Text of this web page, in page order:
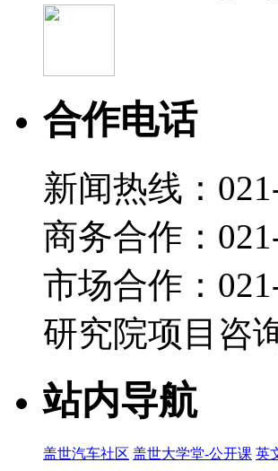
合作电话
新闻热线：
商务合作：
市场合作：
研究院项目咨
站内导航
盖世汽车社区 盖世大学堂-公开课 英